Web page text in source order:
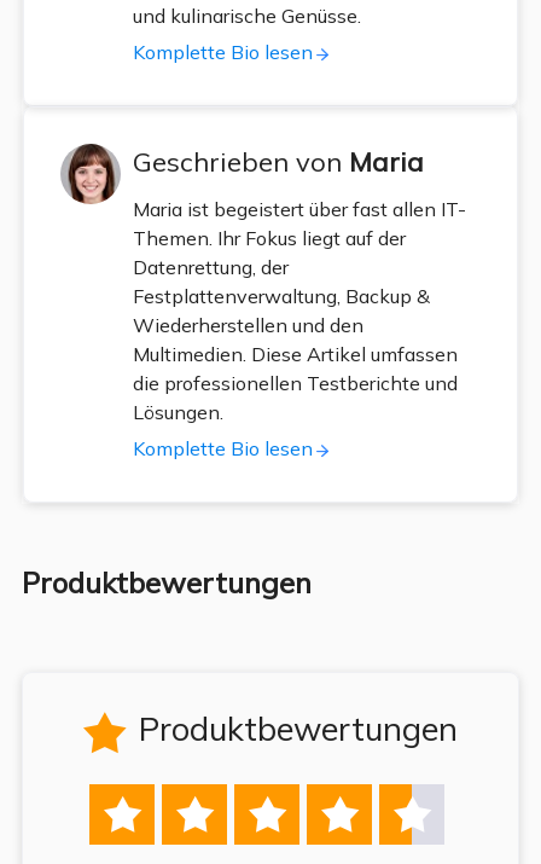
und kulinarische Genüsse.
Komplette Bio lesen
Geschrieben von Maria
Maria ist begeistert über fast allen IT-
Themen. Ihr Fokus liegt auf der
Datenrettung, der
Festplattenverwaltung, Backup &
Wiederherstellen und den
Multimedien. Diese Artikel umfassen
die professionellen Testberichte und
Lösungen.
Komplette Bio lesen
Produktbewertungen
 Produktbewertungen
    